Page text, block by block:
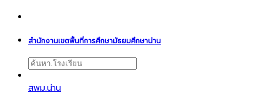
สำนักงานเขตพื้นที่การศึกษามัธยมศึกษาน่าน
สพม.น่าน